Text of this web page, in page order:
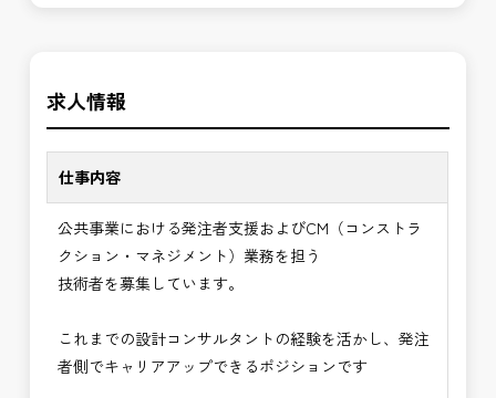
※主に施工段階を中心にマネジメントします。
現場経験を活かし、発注者側でより上流のマネジメ
✅CM業務の魅力
・発注者の立場で工事全体をコントロールできるや
りがい
のマネジメント業務に関われる
・品質・工程・コストを総合的に判断する高度な技
職場環境
✅「仕事のやりがい」と「賃金」のバランスを大切
に致します。
⭐＝＝お祝い金100,000円＝＝⭐
※お祝い金の支給条件は、入社より3ヶ月経過され
た方が対象となります。
その他支給条件の詳細については、問い合わせくだ
■勤務地について、ご希望のある方は別途ご相談く
求人情報
仕事内容
公共事業における発注者支援およびCM（コンストラ
クション・マネジメント）業務を担う
技術者を募集しています。
これまでの設計コンサルタントの経験を活かし、発注
者側でキャリアアップできるポジションです